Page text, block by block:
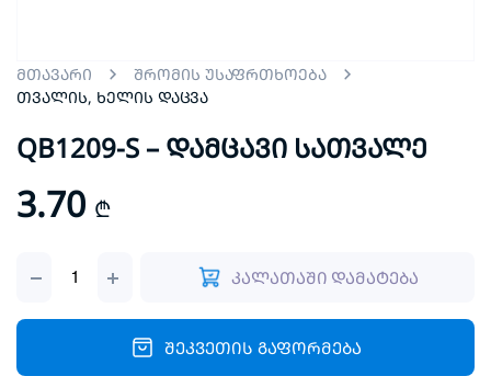
მთავარი
შრომის უსაფრთხოება
თვალის, ხელის დაცვა
QB1209-S – დამცავი სათვალე
3.70 ₾
დამცავი
კალათაში დამატება
შეკვეთის გაფორმება